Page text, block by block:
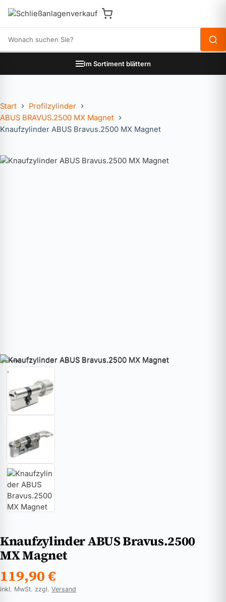
Im Sortiment blättern
Start
Profilzylinder
ABUS BRAVUS.2500 MX Magnet
Knaufzylinder ABUS Bravus.2500 MX Magnet
Knaufzylinder ABUS Bravus.2500
MX Magnet
119,90€
inkl. MwSt. zzgl. Versand